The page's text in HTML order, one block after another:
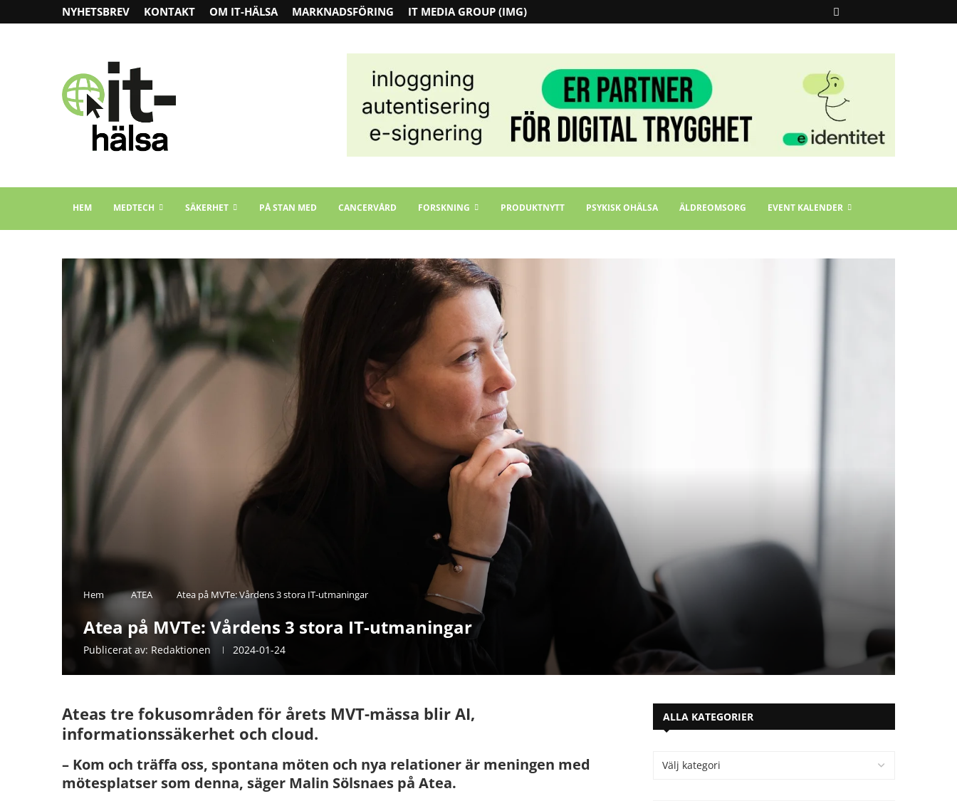
NYHETSBREV KONTAKT OM IT-HÄLSA MARKNADSFÖRING IT MEDIA GROUP (IMG)
HEM MEDTECH SÄKERHET PÅ STAN MED CANCERVÅRD FORSKNING PRODUKTNYTT PSYKISK OHÄLSA ÄLDREOMSORG EVENT KALENDER
Hem ATEA Atea på MVTe: Vårdens 3 stora IT-utmaningar
Atea på MVTe: Vårdens 3 stora IT-utmaningar
Publicerat av: Redaktionen 2024-01-24
Ateas tre fokusområden för årets MVT-mässa blir AI,
informationssäkerhet och cloud.
– Kom och träffa oss, spontana möten och nya relationer är meningen med
mötesplatser som denna, säger Malin Sölsnaes på Atea.
ALLA KATEGORIER